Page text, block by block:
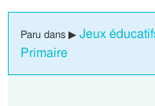
Paru dans ▶ Jeux
Primaire